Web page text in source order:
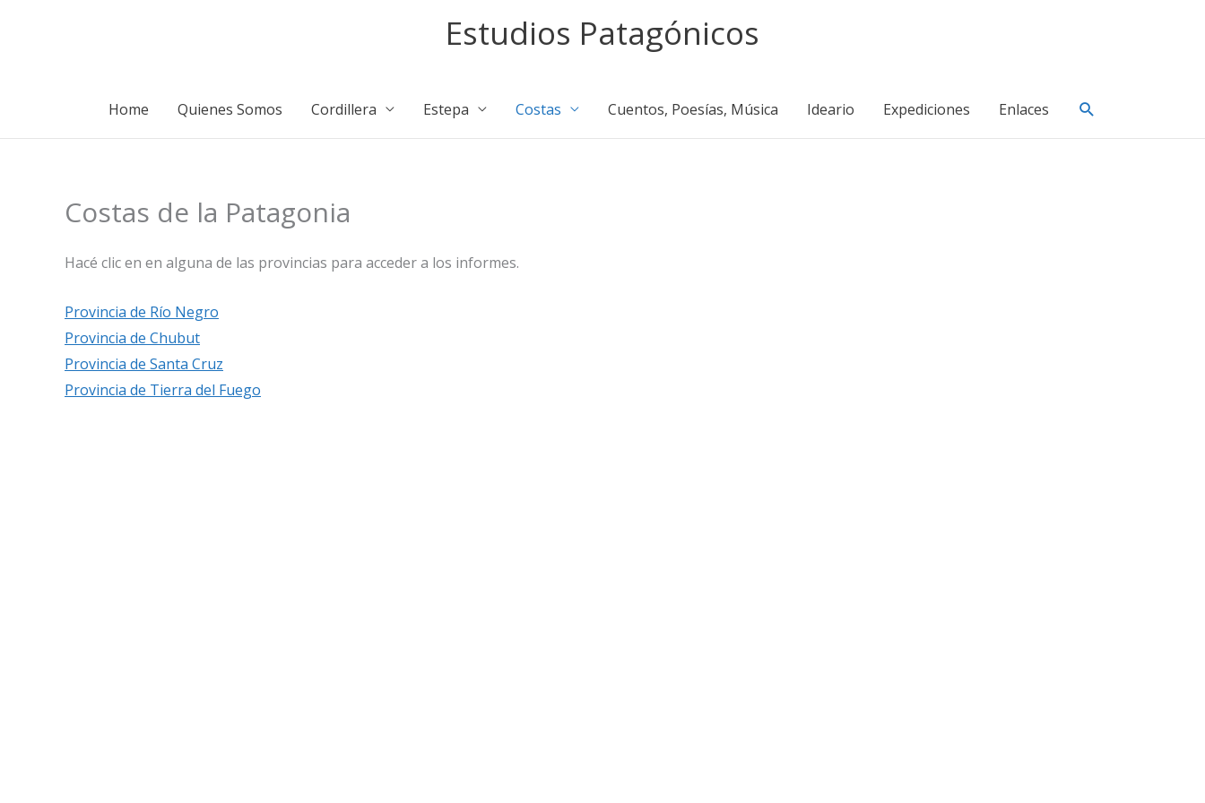
Estudios Patagónicos
Home Quienes Somos Cordillera Estepa Costas Cuentos, Poesías, Música Ideario Expediciones Enlaces Buscar
Costas de la Patagonia
Hacé clic en en alguna de las provincias para acceder a los informes.
Provincia de Río Negro
Provincia de Chubut
Provincia de Santa Cruz
Provincia de Tierra del Fuego